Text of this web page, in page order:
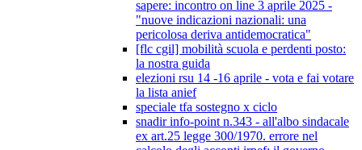
sapere: incontro on line 3 aprile 2025 -
"nuove indicazioni nazionali: una
pericolosa deriva antidemocratica"
[flc cgil] mobilità scuola e perdenti posto:
la nostra guida
elezioni rsu 14 -16 aprile - vota e fai votare
la lista anief
speciale tfa sostegno x ciclo
snadir info-point n.343 - all'albo sindacale
ex art.25 legge 300/1970. errore nel